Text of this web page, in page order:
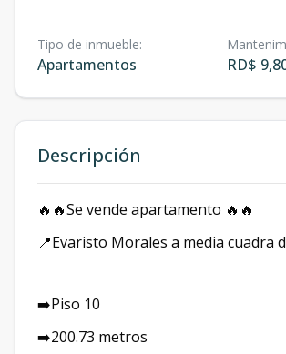
Tipo de inmueble:
Apartamentos RD$
Descripción
🔥🔥Se vende apartamento 🔥🔥
📍Evaristo Morales a media cuadra
➡️Piso 10
➡️200.73 metros